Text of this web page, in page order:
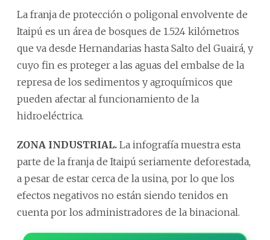
La franja de protección o poligonal envolvente de
Itaipú es un área de bosques de 1.524 kilómetros
que va desde Hernandarias hasta Salto del Guairá, y
cuyo fin es proteger a las aguas del embalse de la
represa de los sedimentos y agroquímicos que
pueden afectar al funcionamiento de la
hidroeléctrica.
ZONA INDUSTRIAL. La infografía muestra esta
parte de la franja de Itaipú seriamente deforestada,
a pesar de estar cerca de la usina, por lo que los
efectos negativos no están siendo tenidos en
cuenta por los administradores de la binacional.